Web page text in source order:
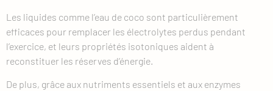
Les liquides comme l’eau de coco sont particulièrement
efficaces pour remplacer les électrolytes perdus pendant
l’exercice, et leurs propriétés isotoniques aident à
reconstituer les réserves d’énergie.
De plus, grâce aux nutriments essentiels et aux enzymes